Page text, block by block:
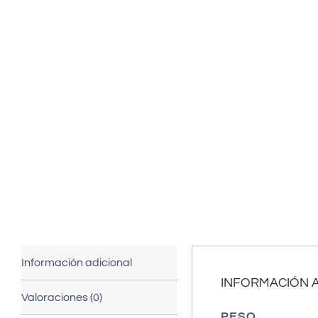
Información adicional
Valoraciones (0)
INFORMACIÓN